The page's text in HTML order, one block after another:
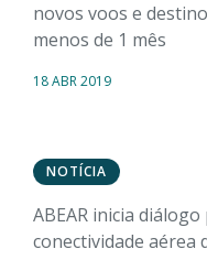
novos voos e
menos de 1 mês
18 ABR 2019
NOTÍCIA
ABEAR inicia
conectividade aérea